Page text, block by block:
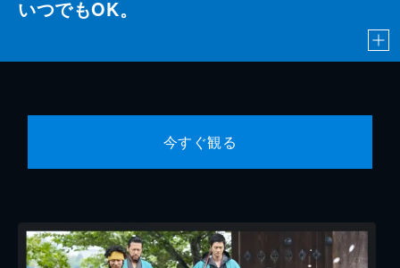
いつでもOK。
今すぐ観る